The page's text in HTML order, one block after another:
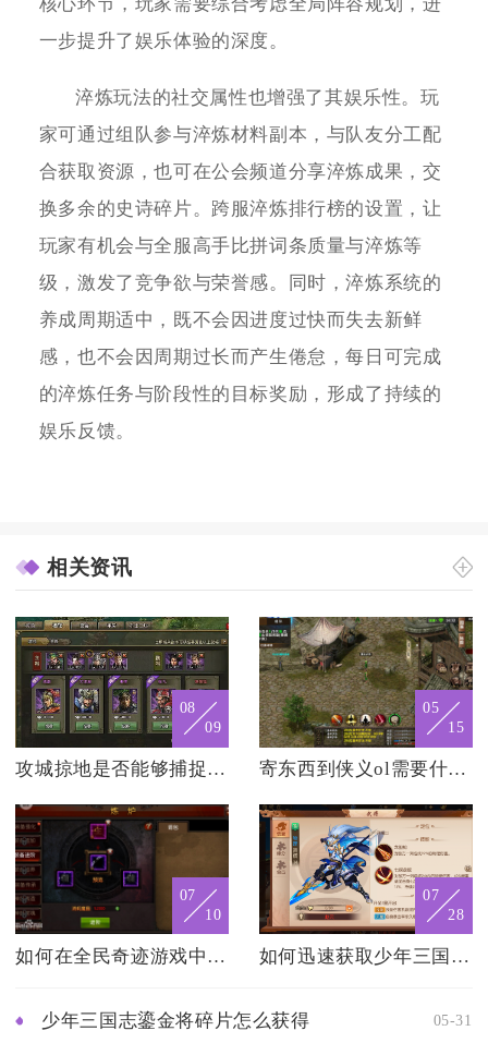
一步提升了娱乐体验的深度。
淬炼玩法的社交属性也增强了其娱乐性。玩
家可通过组队参与淬炼材料副本，与队友分工配
合获取资源，也可在公会频道分享淬炼成果，交
换多余的史诗碎片。跨服淬炼排行榜的设置，让
玩家有机会与全服高手比拼词条质量与淬炼等
级，激发了竞争欲与荣誉感。同时，淬炼系统的
养成周期适中，既不会因进度过快而失去新鲜
感，也不会因周期过长而产生倦怠，每日可完成
的淬炼任务与阶段性的目标奖励，形成了持续的
娱乐反馈。
相关资讯
08
09
攻城掠地是否能够捕捉到绝世名驹的身影
05
15
寄东西到侠义ol需要什么地址
07
10
如何在全民奇迹游戏中切换到智魔或力魔
07
28
如何迅速获取少年三国志神翼
少年三国志鎏金将碎片怎么获得 05-31